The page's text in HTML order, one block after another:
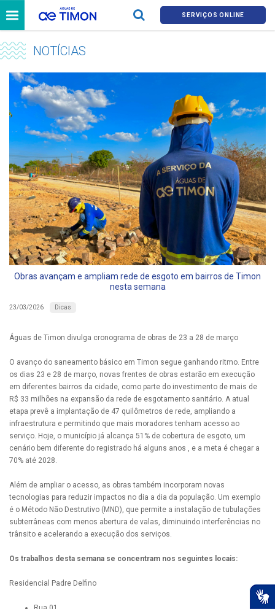
SERVIÇOS ONLINE
NOTÍCIAS
Obras avançam e ampliam rede de esgoto em bairros de Timon
nesta semana
23/03/2026 Dicas
Águas de Timon divulga cronograma de obras de 23 a 28 de março
O avanço do saneamento básico em Timon segue ganhando ritmo. Entre
os dias 23 e 28 de março, novas frentes de obras estarão em execução
em diferentes bairros da cidade, como parte do investimento de mais de
R$ 33 milhões na expansão da rede de esgotamento sanitário. A atual
etapa prevê a implantação de 47 quilômetros de rede, ampliando a
infraestrutura e permitindo que mais moradores tenham acesso ao
serviço. Hoje, o município já alcança 51% de cobertura de esgoto, um
cenário bem diferente do registrado há alguns anos , e a meta é chegar a
70% até 2028.
Além de ampliar o acesso, as obras também incorporam novas
tecnologias para reduzir impactos no dia a dia da população. Um exemplo
é o Método Não Destrutivo (MND), que permite a instalação de tubulações
subterrâneas com menos abertura de valas, diminuindo interferências no
trânsito e acelerando a execução dos serviços.
Os trabalhos desta semana se concentram nos seguintes locais:
Residencial Padre Delfino